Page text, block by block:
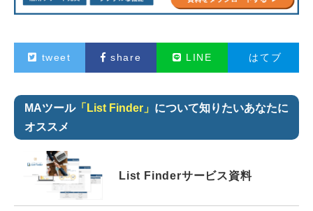
tweet share LINE はてブ
MAツール「List Finder」 について知りたいあなたに
オススメ
List Finderサービス資料